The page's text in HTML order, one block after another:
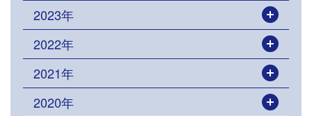
2023年
2022年
2021年
2020年